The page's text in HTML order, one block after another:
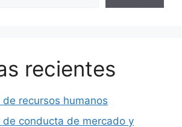
recientes
recursos humanos
de conducta de mercado y